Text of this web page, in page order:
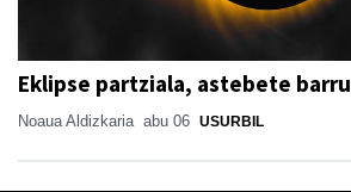
Eklipse partziala, astebete barru
Noaua Aldizkaria abu 06 USURBIL